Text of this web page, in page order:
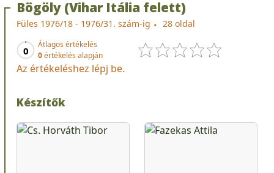
Bögöly (Vihar Itália felett)
Füles 1976/18 - 1976/31. szám-ig 28 oldal
0
Átlagos értékelés
0értékelés alapján
Az értékeléshez lépj be.
Készítők